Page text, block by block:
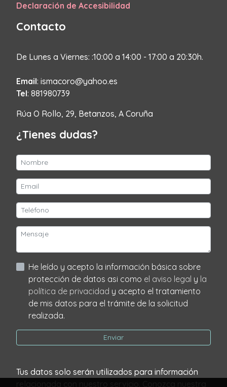
Declaración de Accesibilidad
Contacto
De Lunes a Viernes: :10:00 a 14:00 - 17:00 a 20:30h.
Email: ismacoro@yahoo.es
Tel: 881980739
Rúa O Rollo, 29, Betanzos, A Coruña
¿Tienes dudas?
He leído y acepto la información básica sobre
protección de datos asi como el aviso legal y la
política de privacidad y acepto el tratamiento
de mis datos para el trámite de la solicitud
realizada.
Enviar
Tus datos solo serán utilizados para información